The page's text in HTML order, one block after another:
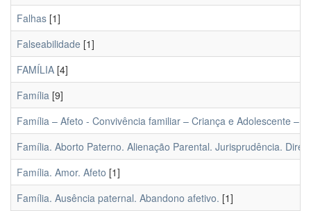
Falhas [1]
Falseabilidade [1]
FAMÍLIA [4]
Família [9]
Família – Afeto - Convivência familiar – Criança e Adolescente –
Família. Aborto Paterno. Alienação Parental. Jurisprudência.
Família. Amor. Afeto [1]
Família. Ausência paternal. Abandono afetivo. [1]